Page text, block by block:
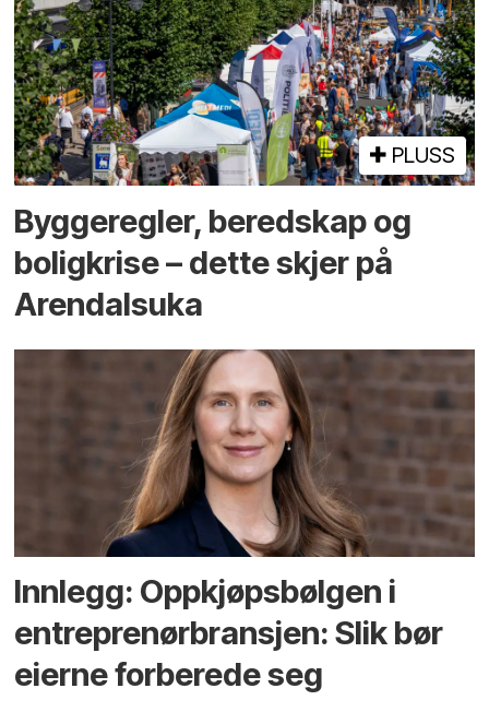
PLUSS
Bygge­regler, beredskap og
bolig­krise – dette skjer på
Arendals­uka
Innlegg: Oppkjøps­bølgen i
entreprenør­bransjen: Slik bør
eierne forberede seg